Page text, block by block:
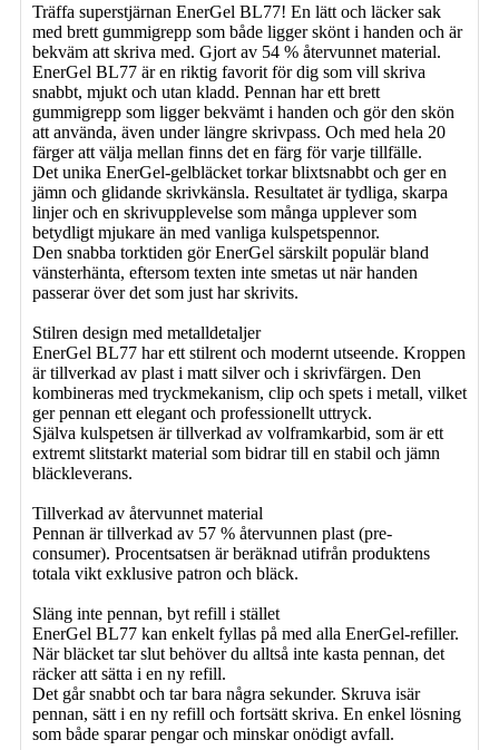
Träffa superstjärnan EnerGel BL77! En lätt och läcker sak
med brett gummigrepp som både ligger skönt i handen och är
bekväm att skriva med. Gjort av 54 % återvunnet material.
EnerGel BL77 är en riktig favorit för dig som vill skriva
snabbt, mjukt och utan kladd. Pennan har ett brett
gummigrepp som ligger bekvämt i handen och gör den skön
att använda, även under längre skrivpass. Och med hela 20
färger att välja mellan finns det en färg för varje tillfälle.
Det unika EnerGel-gelbläcket torkar blixtsnabbt och ger en
jämn och glidande skrivkänsla. Resultatet är tydliga, skarpa
linjer och en skrivupplevelse som många upplever som
betydligt mjukare än med vanliga kulspetspennor.
Den snabba torktiden gör EnerGel särskilt populär bland
vänsterhänta, eftersom texten inte smetas ut när handen
passerar över det som just har skrivits.
Stilren design med metalldetaljer
EnerGel BL77 har ett stilrent och modernt utseende. Kroppen
är tillverkad av plast i matt silver och i skrivfärgen. Den
kombineras med tryckmekanism, clip och spets i metall, vilket
ger pennan ett elegant och professionellt uttryck.
Själva kulspetsen är tillverkad av volframkarbid, som är ett
extremt slitstarkt material som bidrar till en stabil och jämn
bläckleverans.
Tillverkad av återvunnet material
Pennan är tillverkad av 57 % återvunnen plast (pre-
consumer). Procentsatsen är beräknad utifrån produktens
totala vikt exklusive patron och bläck.
Släng inte pennan, byt refill i stället
EnerGel BL77 kan enkelt fyllas på med alla EnerGel-refiller.
När bläcket tar slut behöver du alltså inte kasta pennan, det
räcker att sätta i en ny refill.
Det går snabbt och tar bara några sekunder. Skruva isär
pennan, sätt i en ny refill och fortsätt skriva. En enkel lösning
som både sparar pengar och minskar onödigt avfall.